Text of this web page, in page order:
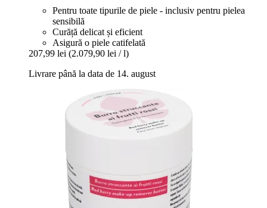
Pentru toate tipurile de piele - inclusiv pentru pielea
sensibilă
Curăță delicat și eficient
Asigură o piele catifelată
207,99 lei (2.079,90 lei / l)
Livrare până la data de 14. august